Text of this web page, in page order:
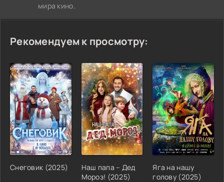
мира кино.
Рекомендуем к просмотру:
Снеговик (2025)
Наш папа – Дед
Мороз! (2025)
Яга на нашу
голову (2025)